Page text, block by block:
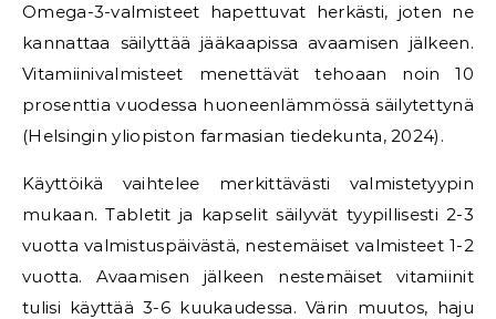
Omega-3-valmisteet hapettuvat herkästi, joten ne
kannattaa säilyttää jääkaapissa avaamisen jälkeen.
Vitamiinivalmisteet menettävät tehoaan noin 10
prosenttia vuodessa huoneenlämmössä säilytettynä
(Helsingin yliopiston farmasian tiedekunta, 2024).
Käyttöikä vaihtelee merkittävästi valmistetyypin
mukaan. Tabletit ja kapselit säilyvät tyypillisesti 2-3
vuotta valmistuspäivästä, nestemäiset valmisteet 1-2
vuotta. Avaamisen jälkeen nestemäiset vitamiinit
tulisi käyttää 3-6 kuukaudessa. Värin muutos, haju